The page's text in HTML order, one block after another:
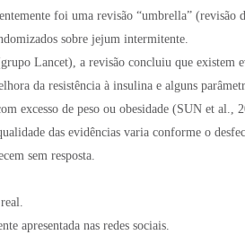
foi uma revisão “umbrella” (revisão
sobre jejum intermitente.
Lancet), a revisão concluiu que existem
da resistência à insulina e alguns
excesso de peso ou obesidade (SUN et al.,
das evidências varia conforme o
sem resposta.
apresentada nas redes sociais.